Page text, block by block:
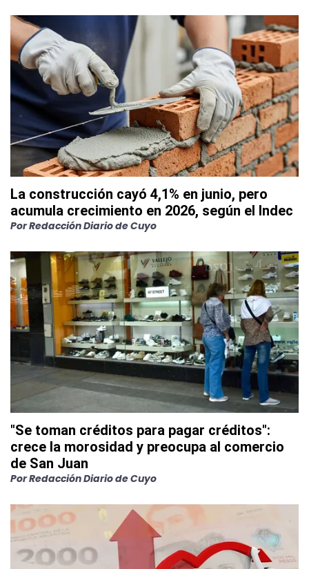
La construcción cayó 4,1% en junio, pero
acumula crecimiento en 2026, según el Indec
PorRedacción Diario de Cuyo
"Se toman créditos para pagar créditos":
crece la morosidad y preocupa al comercio
de San Juan
PorRedacción Diario de Cuyo